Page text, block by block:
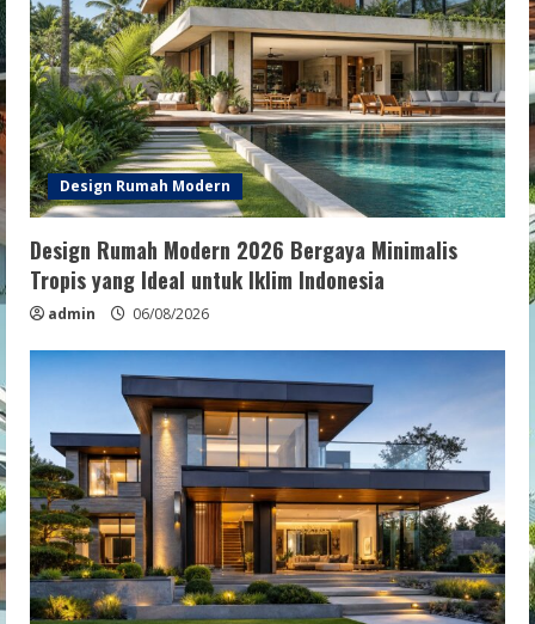
Design Rumah Modern
Design Rumah Modern 2026 Bergaya Minimalis
Tropis yang Ideal untuk Iklim Indonesia
admin 06/08/2026